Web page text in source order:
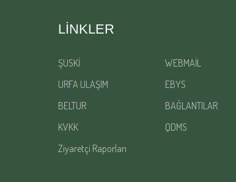
LINKLER
ŞUSKİ
WEBMAİL
URFA ULAŞIM
EBYS
BELTUR
BAĞLANTILAR
KVKK
QDMS
Ziyaretçi Raporları